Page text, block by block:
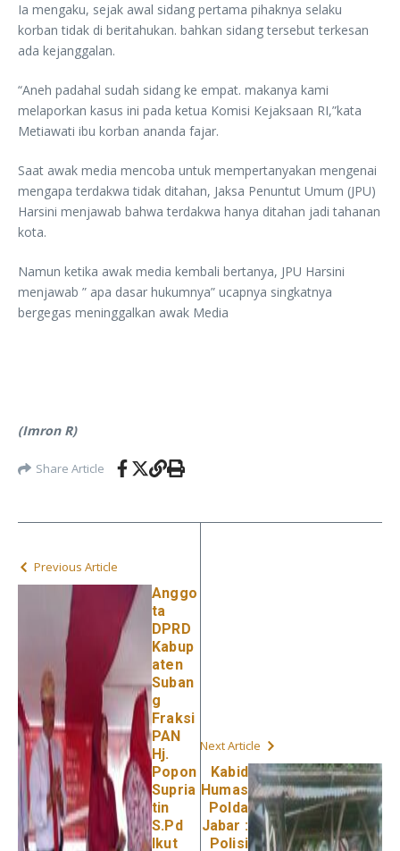
Ia mengaku, sejak awal sidang pertama pihaknya selaku
korban tidak di beritahukan. bahkan sidang tersebut terkesan
ada kejanggalan.
“Aneh padahal sudah sidang ke empat. makanya kami
melaporkan kasus ini pada ketua Komisi Kejaksaan RI,”kata
Metiawati ibu korban ananda fajar.
Saat awak media mencoba untuk mempertanyakan mengenai
mengapa terdakwa tidak ditahan, Jaksa Penuntut Umum (JPU)
Harsini menjawab bahwa terdakwa hanya ditahan jadi tahanan
kota.
Namun ketika awak media kembali bertanya, JPU Harsini
menjawab ” apa dasar hukumnya” ucapnya singkatnya
bergegas meninggalkan awak Media
(Imron R)
Share Article
Previous Article
Anggo
ta
DPRD
Kabup
aten
Suban
g
Fraksi
PAN
Hj.
Popon
Supria
tin
S.Pd
Ikut
Next Article
Kabid
Humas
Polda
Jabar :
Polisi